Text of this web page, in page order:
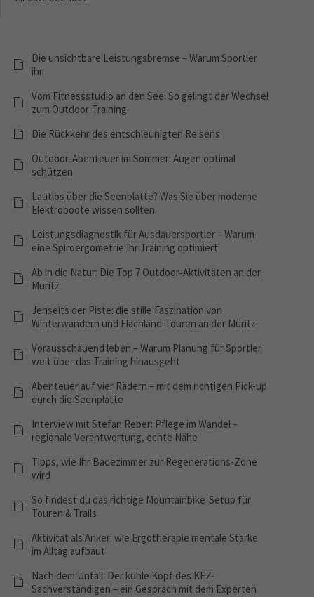
Die unsichtbare Leistungsbremse – Warum Sportler
ihr
Vom Fitnessstudio an den See: So gelingt der Wechsel
zum Outdoor-Training
Die Rückkehr des entschleunigten Reisens
Outdoor-Abenteuer im Sommer: Augen optimal
schützen
Lautlos über die Seenplatte? Was Sie über moderne
Elektroboote wissen sollten
Leistungsdiagnostik für Ausdauersportler – Warum
eine Spiroergometrie Ihr Training optimiert
Ab in die Natur: Die Top 7 Outdoor‑Aktivitäten an der
Müritz
Jenseits der Piste: die stille Faszination von
Winterwandern und Flachland-Touren an der Müritz
Vorausschauend leben – Warum Planung für Sportler
weit über das Training hinausgeht
Abenteuer auf vier Rädern – mit dem richtigen Pick-up
durch die Seenplatte
Interview mit Stefan Reber: Pflege im Wandel –
regionale Verantwortung, echte Nähe
Tipps, wie Ihr Badezimmer zur Regenerations-Zone
wird
So findest du das richtige Mountainbike‑Setup für
Touren & Trails
Aktivität als Anker: wie Ergotherapie mentale Stärke
im Alltag aufbaut
Nach dem Unfall: Der kühle Kopf des KFZ-
Sachverständigen – ein Gespräch mit dem Experten